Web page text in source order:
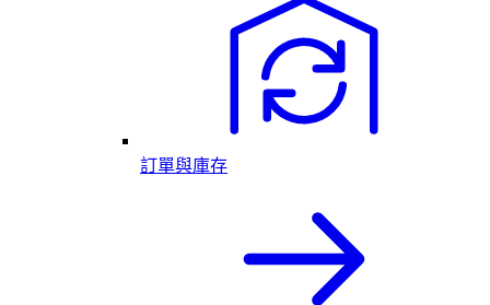
訂單與庫存